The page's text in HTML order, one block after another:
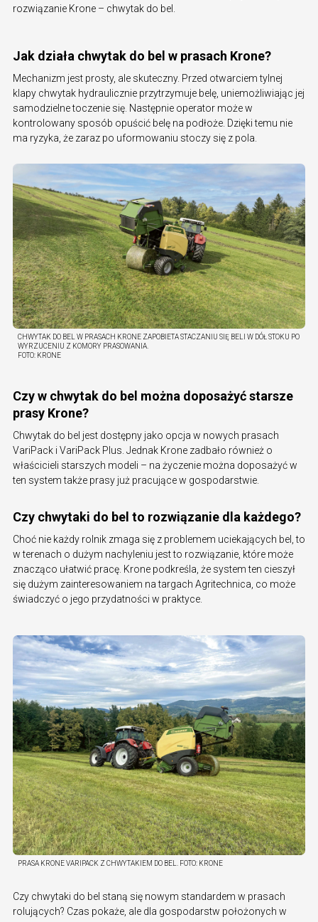
rozwiązanie Krone – chwytak do bel.
Jak działa chwytak do bel w prasach Krone?
Mechanizm jest prosty, ale skuteczny. Przed otwarciem tylnej
klapy chwytak hydraulicznie przytrzymuje belę, uniemożliwiając jej
samodzielne toczenie się. Następnie operator może w
kontrolowany sposób opuścić belę na podłoże. Dzięki temu nie
ma ryzyka, że zaraz po uformowaniu stoczy się z pola.
CHWYTAK DO BEL W PRASACH KRONE ZAPOBIETA STACZANIU SIĘ BELI W DÓŁ STOKU PO
WYRZUCENIU Z KOMORY PRASOWANIA.
FOTO: KRONE
Czy w chwytak do bel można doposażyć starsze
prasy Krone?
Chwytak do bel jest dostępny jako opcja w nowych prasach
VariPack i VariPack Plus. Jednak Krone zadbało również o
właścicieli starszych modeli – na życzenie można doposażyć w
ten system także prasy już pracujące w gospodarstwie.
Czy chwytaki do bel to rozwiązanie dla każdego?
Choć nie każdy rolnik zmaga się z problemem uciekających bel, to
w terenach o dużym nachyleniu jest to rozwiązanie, które może
znacząco ułatwić pracę. Krone podkreśla, że system ten cieszył
się dużym zainteresowaniem na targach Agritechnica, co może
świadczyć o jego przydatności w praktyce.
PRASA KRONE VARIPACK Z CHWYTAKIEM DO BEL. FOTO: KRONE
Czy chwytaki do bel staną się nowym standardem w prasach
rolujących? Czas pokaże, ale dla gospodarstw położonych w